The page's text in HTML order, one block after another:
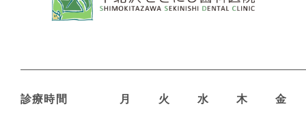
診療時間 月 火 水 木 金